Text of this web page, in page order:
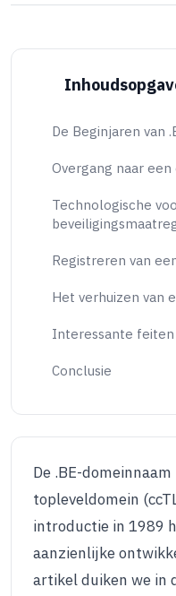
De Beginjaren van
Overgang naar
Technologische
Registreren van
Het verhuizen van
Interessante feiten
Conclusie
De .BE-
topleveldomein
introductie in 1989
aanzienlijke
artikel duiken we in